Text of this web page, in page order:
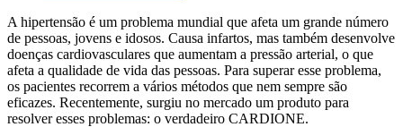
A hipertensão é um problema mundial que afeta um grande número
de pessoas, jovens e idosos. Causa infartos, mas também desenvolve
doenças cardiovasculares que aumentam a pressão arterial, o que
afeta a qualidade de vida das pessoas. Para superar esse problema,
os pacientes recorrem a vários métodos que nem sempre são
eficazes. Recentemente, surgiu no mercado um produto para
resolver esses problemas: o verdadeiro CARDIONE.